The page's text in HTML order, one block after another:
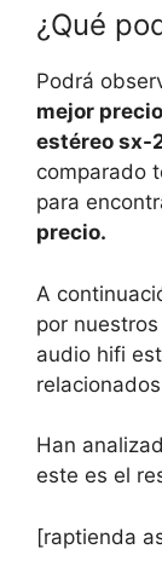
¿Qué
Podrá
mejor
estéreo sx-
comparado
para
precio.
A
por
audio hifi
Han
este es el
[raptienda